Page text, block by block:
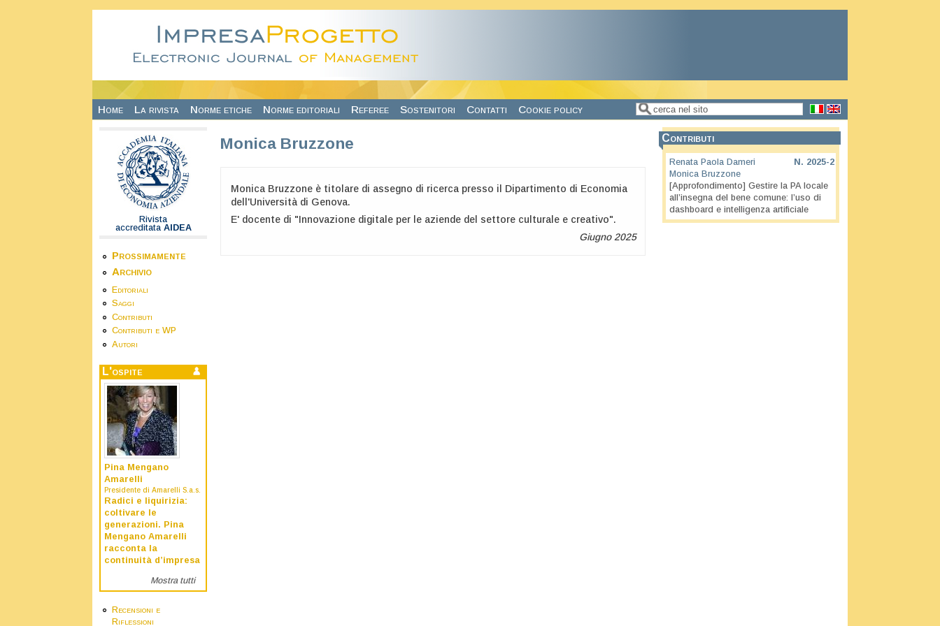
Home La rivista Norme etiche Norme editoriali Referee Sostenitori Contatti Cookie policy Form di ricerca
Cerca
Rivista
accreditata AIDEA
Prossimamente
Archivio
Editoriali
Saggi
Contributi
Contributi e WP
Autori
L'ospite
Pina Mengano
Amarelli
Presidente di Amarelli S.a.s.
Radici e liquirizia:
coltivare le
generazioni. Pina
Mengano Amarelli
racconta la
continuità d’impresa
Mostra tutti
Recensioni e
Riflessioni
Monica Bruzzone
Monica Bruzzone è titolare di assegno di ricerca presso il Dipartimento di Economia
dell'Università di Genova.
E' docente di "Innovazione digitale per le aziende del settore culturale e creativo".
Giugno 2025
Contributi
N. 2025-2
Renata Paola Dameri
Monica Bruzzone
[Approfondimento] Gestire la PA locale
all’insegna del bene comune: l’uso di
dashboard e intelligenza artificiale